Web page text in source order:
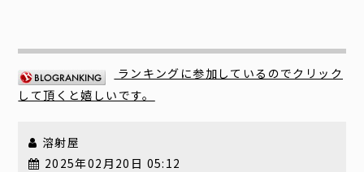
ランキングに参加しているのでクリック
して頂くと嬉しいです。
溶射屋
2025年02月20日 05:12